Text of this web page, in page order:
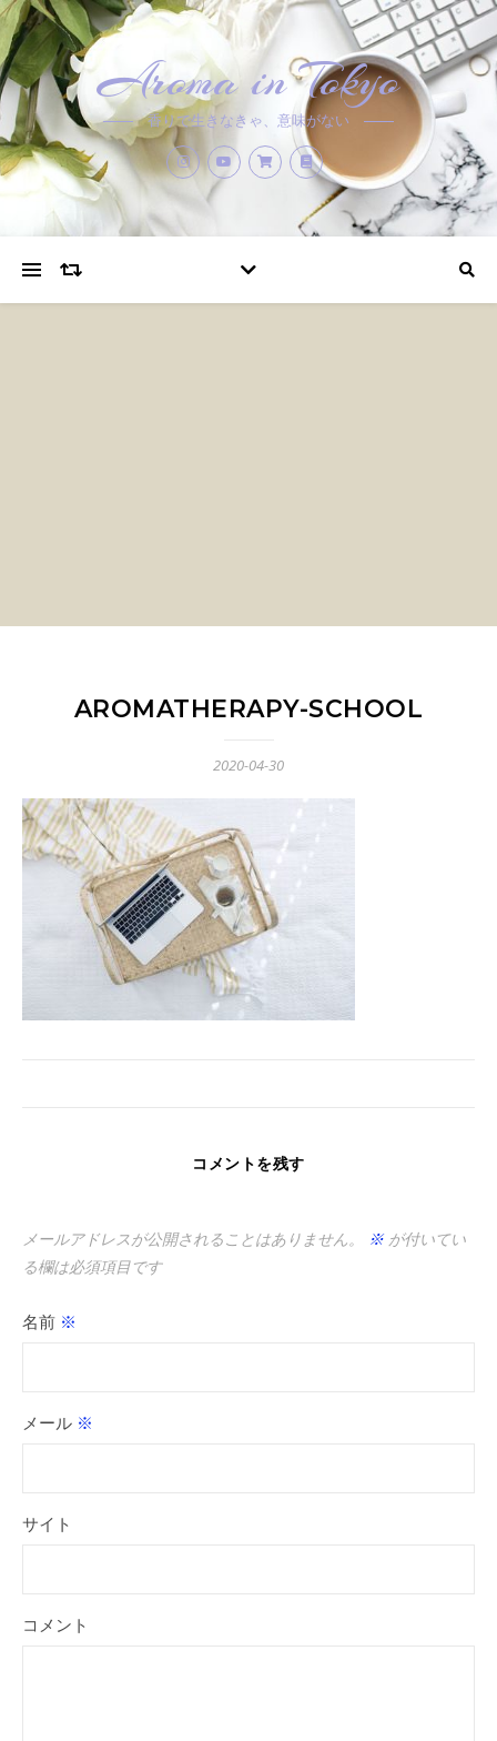
Aroma in Tokyo
香りで生きなきゃ、意味がない
AROMATHERAPY-SCHOOL
2020-04-30
コメントを残す
メールアドレスが公開されることはありません。 ※が付いてい
る欄は必須項目です
名前 ※
メール ※
サイト
コメント